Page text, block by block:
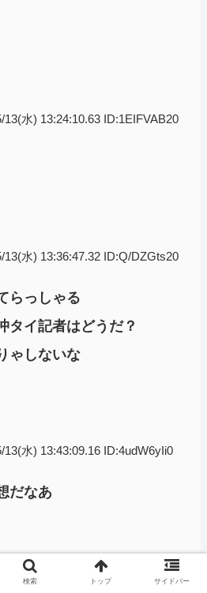
13(水) 13:24:10.63 ID:1EIFVAB20
13(水) 13:36:47.32 ID:Q/DZGts20
らっしゃる
タイ記者はどうだ？
ゃしないな
13(水) 13:43:09.16 ID:4udW6yIi0
だなあ
13(水) 13:44:34.65 ID:EjZAAxi60
検索 トップ サイドバー